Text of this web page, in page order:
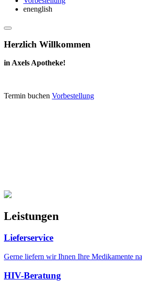
enenglish
Herzlich Willkommen
in Axels Apotheke!
Termin buchen Vorbestellung
Leistungen
Lieferservice
Gerne liefern wir Ihnen Ihre Medikamente
HIV-Beratung